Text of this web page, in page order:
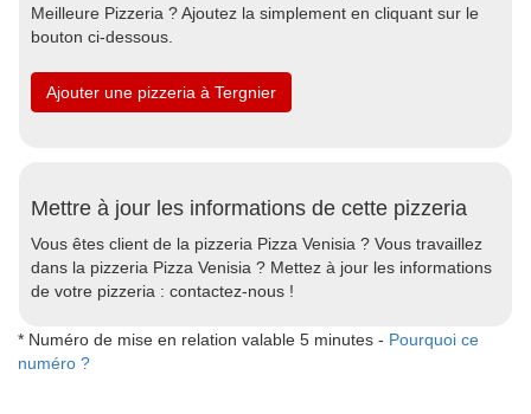
Meilleure Pizzeria ? Ajoutez la simplement en cliquant sur le
bouton ci-dessous.
Ajouter une pizzeria à Tergnier
Mettre à jour les informations de cette pizzeria
Vous êtes client de la pizzeria Pizza Venisia ? Vous travaillez
dans la pizzeria Pizza Venisia ? Mettez à jour les informations
de votre pizzeria : contactez-nous !
* Numéro de mise en relation valable 5 minutes - Pourquoi ce
numéro ?